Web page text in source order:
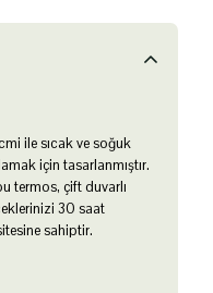
ile sıcak ve soğuk
için tasarlanmıştır.
termos, çift duvarlı
30 saat
sahiptir.